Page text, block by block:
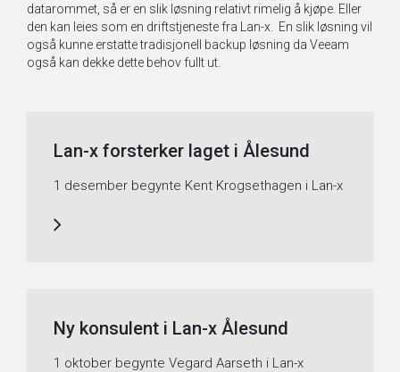
datarommet, så er en slik løsning relativt rimelig å kjøpe. Eller
den kan leies som en driftstjeneste fra Lan-x. En slik løsning vil
også kunne erstatte tradisjonell backup løsning da Veeam
også kan dekke dette behov fullt ut.
Lan-x forsterker laget i Ålesund
1 desember begynte Kent Krogsethagen i Lan-x
Ny konsulent i Lan-x Ålesund
1 oktober begynte Vegard Aarseth i Lan-x